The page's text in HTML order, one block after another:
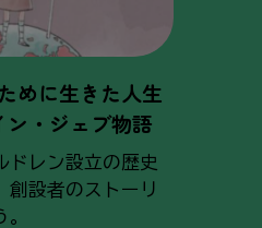
めに生きた人生
・ジェブ物語
ドレン設立の歴史
創設者のストーリ